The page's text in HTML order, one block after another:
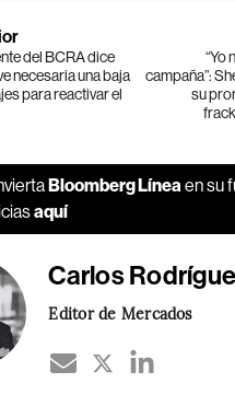
del BCRA dice
necesaria una baja
para reactivar el
“Yo
campaña”:
su
Bloomberg Línea en su
aquí
Carlos
Editor de Mercados